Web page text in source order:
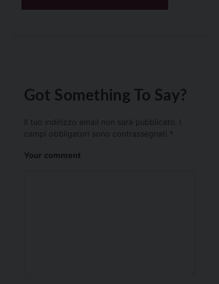
Got Something To Say?
Il tuo indirizzo email non sarà pubblicato.
campi obbligatori sono contrassegnati *
Your comment